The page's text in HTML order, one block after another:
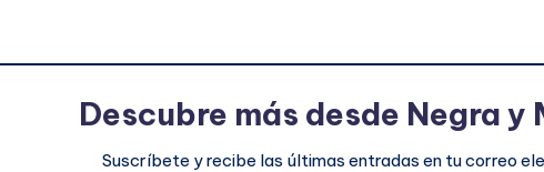
Descubre más desde Negra y
Suscríbete y recibe las últimas entradas en tu correo